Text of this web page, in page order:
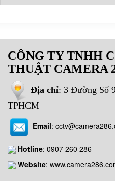
CÔNG TY TNHH
THUẬT CAMERA
Địa chỉ: 3 Đường Số
TPHCM
Email:
Hotline: 0907 260 286
Website: